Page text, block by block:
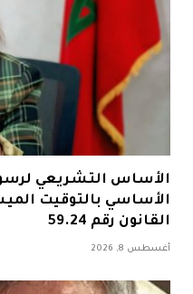
الأساس التشريعي
الأساسي بالتوقيت
القانون رقم 59.24
أغسطس 8, 2026